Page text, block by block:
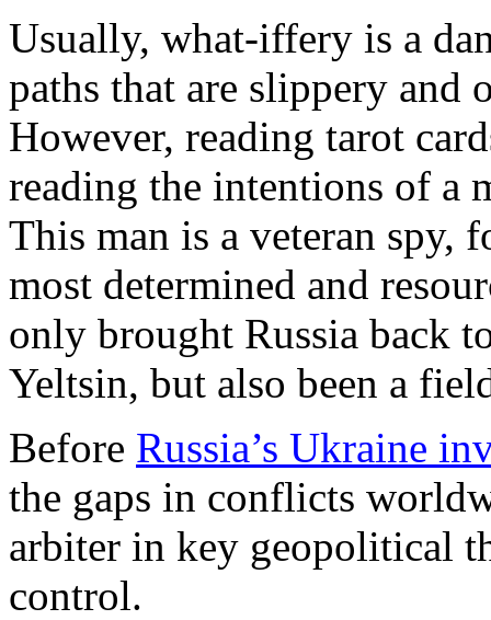
Usually, what-iffery is a
paths that are slippery
However, reading tarot
reading the intentions of a
This man is a veteran spy,
most determined and
only brought Russia back
Yeltsin, but also been a
Before Russia’s Ukraine
the gaps in conflicts
arbiter in key geopolitical
control.